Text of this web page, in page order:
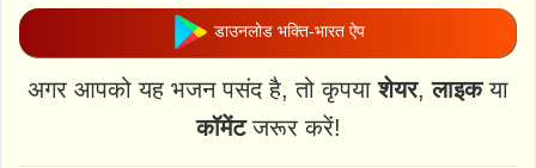
डाउनलोड भक्ति-भारत ऐप
अगर आपको यह भजन पसंद है, तो कृपयाशेयर,लाइकया
कॉमेंटजरूर करें!